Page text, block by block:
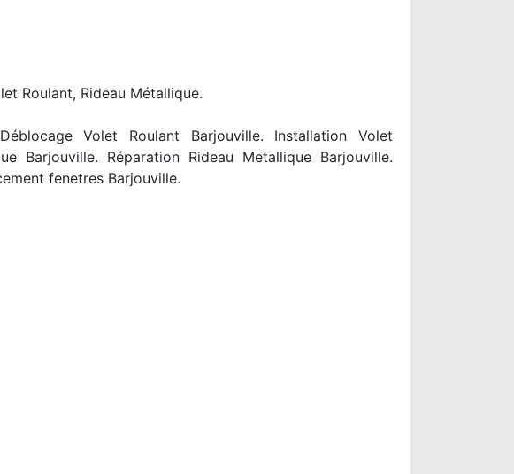
Roulant, Rideau Métallique.
Volet Roulant Barjouville. Installation Volet
Barjouville. Réparation Rideau Metallique Barjouville.
fenetres Barjouville.